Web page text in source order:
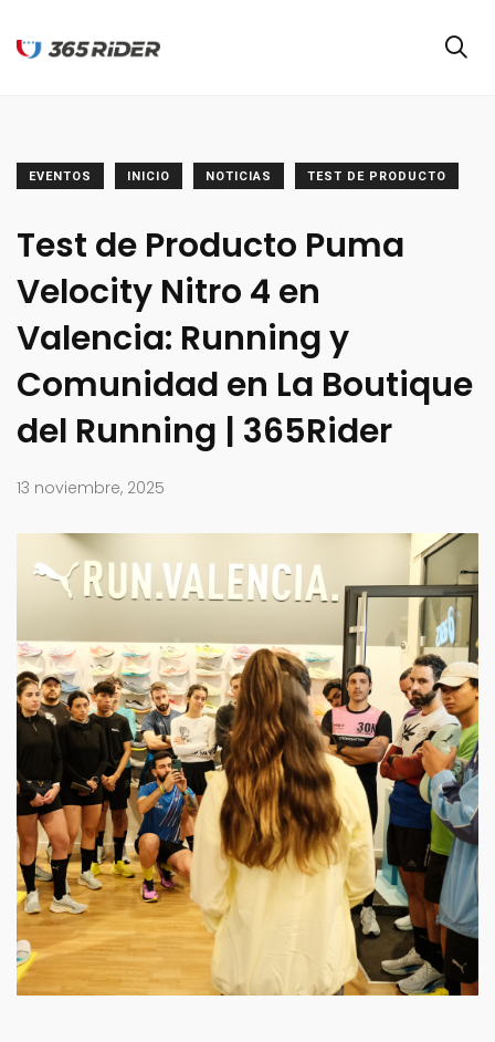
EVENTOS INICIO NOTICIAS TEST DE PRODUCTO
Test de Producto Puma
Velocity Nitro 4 en
Valencia: Running y
Comunidad en La Boutique
del Running | 365Rider
13 noviembre, 2025